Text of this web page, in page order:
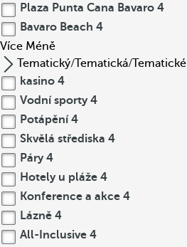
Plaza Punta Cana Bavaro 4
Bavaro Beach 4
Více Méně
Tematický/Tematická/Tematické
kasino 4
Vodní sporty 4
Potápění4
Skvělá střediska 4
Páry 4
Hotely u pláže 4
Konference a akce 4
Lázně 4
All-Inclusive 4